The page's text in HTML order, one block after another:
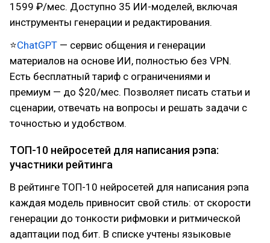
1599 ₽/мес. Доступно 35 ИИ-моделей, включая
инструменты генерации и редактирования.
⭐ChatGPT — сервис общения и генерации
материалов на основе ИИ, полностью без VPN.
Есть бесплатный тариф с ограничениями и
премиум — до $20/мес. Позволяет писать статьи и
сценарии, отвечать на вопросы и решать задачи с
точностью и удобством.
ТОП-10 нейросетей для написания рэпа:
участники рейтинга
В рейтинге ТОП-10 нейросетей для написания рэпа
каждая модель привносит свой стиль: от скорости
генерации до тонкости рифмовки и ритмической
адаптации под бит. В списке учтены языковые